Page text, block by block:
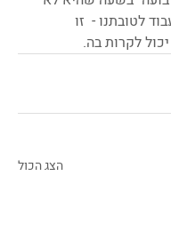
לעבוד לטובתנו -  זו
לקרות בה.
הצג הכול